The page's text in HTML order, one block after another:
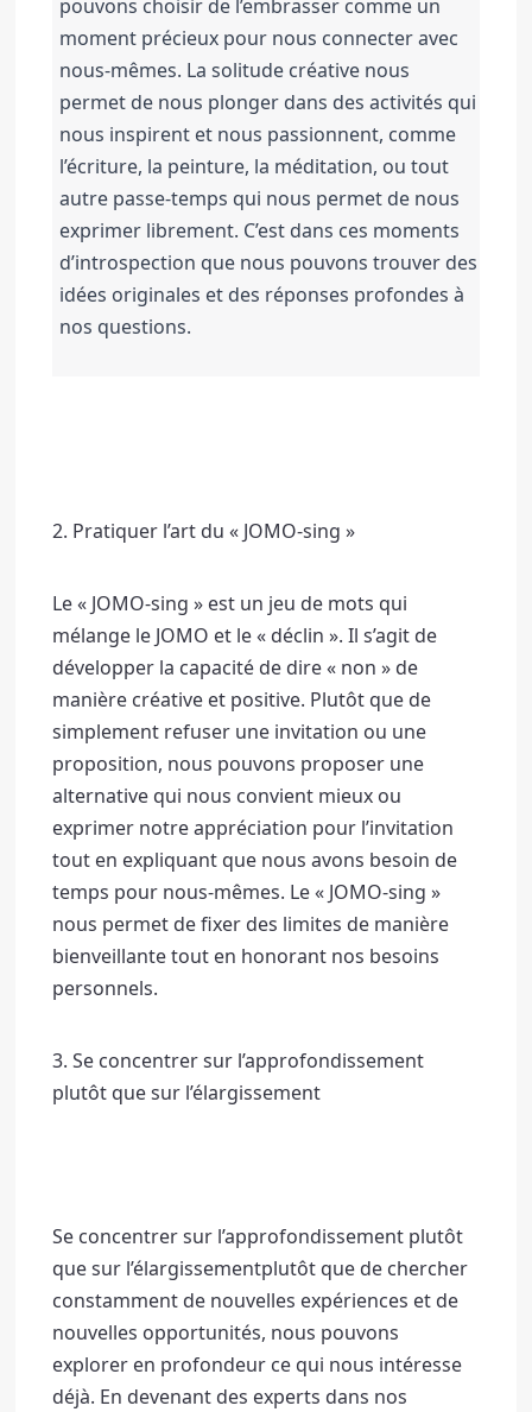
pouvons choisir de l’embrasser comme un
moment précieux pour nous connecter avec
nous-mêmes. La solitude créative nous
permet de nous plonger dans des activités qui
nous inspirent et nous passionnent, comme
l’écriture, la peinture, la méditation, ou tout
autre passe-temps qui nous permet de nous
exprimer librement. C’est dans ces moments
d’introspection que nous pouvons trouver des
idées originales et des réponses profondes à
nos questions.
2. Pratiquer l’art du « JOMO-sing »
Le « JOMO-sing » est un jeu de mots qui
mélange le JOMO et le « déclin ». Il s’agit de
développer la capacité de dire « non » de
manière créative et positive. Plutôt que de
simplement refuser une invitation ou une
proposition, nous pouvons proposer une
alternative qui nous convient mieux ou
exprimer notre appréciation pour l’invitation
tout en expliquant que nous avons besoin de
temps pour nous-mêmes. Le « JOMO-sing »
nous permet de fixer des limites de manière
bienveillante tout en honorant nos besoins
personnels.
3. Se concentrer sur l’approfondissement
plutôt que sur l’élargissement
Se concentrer sur l’approfondissement plutôt
que sur l’élargissementplutôt que de chercher
constamment de nouvelles expériences et de
nouvelles opportunités, nous pouvons
explorer en profondeur ce qui nous intéresse
déjà. En devenant des experts dans nos